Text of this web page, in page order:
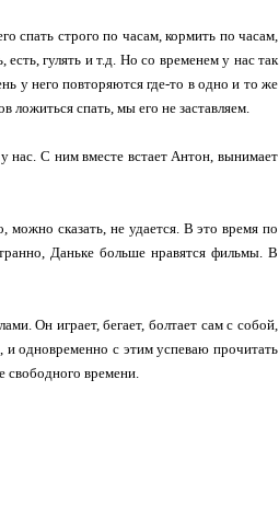
спать строго по часам, кормить по часам,
гулять и т.д. Но со временем у нас так
у него повторяются где-то в одно и то же
ложиться спать, мы его не заставляем.
нас. С ним вместе встает Антон, вынимает
можно сказать, не удается. В это время по
Даньке больше нравятся фильмы. В
Он играет, бегает, болтает сам с собой,
и одновременно с этим успеваю прочитать
свободного времени.